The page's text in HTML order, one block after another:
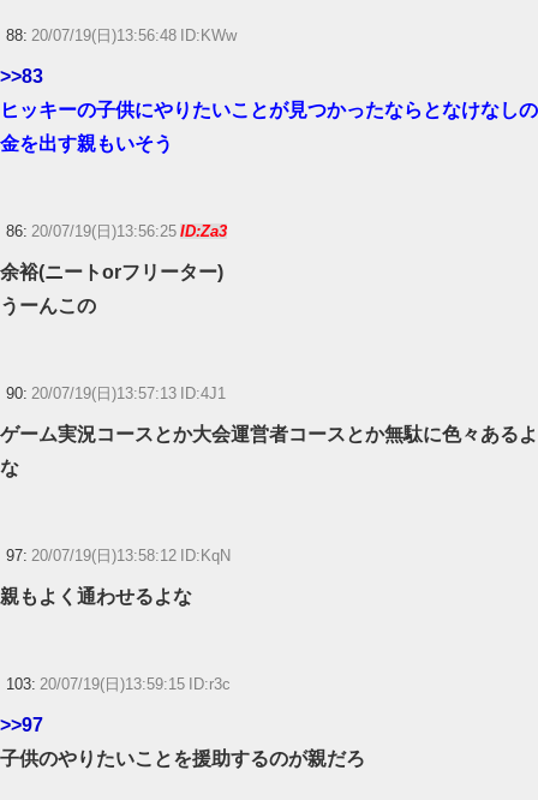
88: 20/07/19(日)13:56:48 ID:KWw
>>83
ヒッキーの子供にやりたいことが見つかったならとなけなしの
金を出す親もいそう
86: 20/07/19(日)13:56:25 ID:Za3
余裕(ニートorフリーター)
うーんこの
90: 20/07/19(日)13:57:13 ID:4J1
ゲーム実況コースとか大会運営者コースとか無駄に色々あるよ
な
97: 20/07/19(日)13:58:12 ID:KqN
親もよく通わせるよな
103: 20/07/19(日)13:59:15 ID:r3c
>>97
子供のやりたいことを援助するのが親だろ